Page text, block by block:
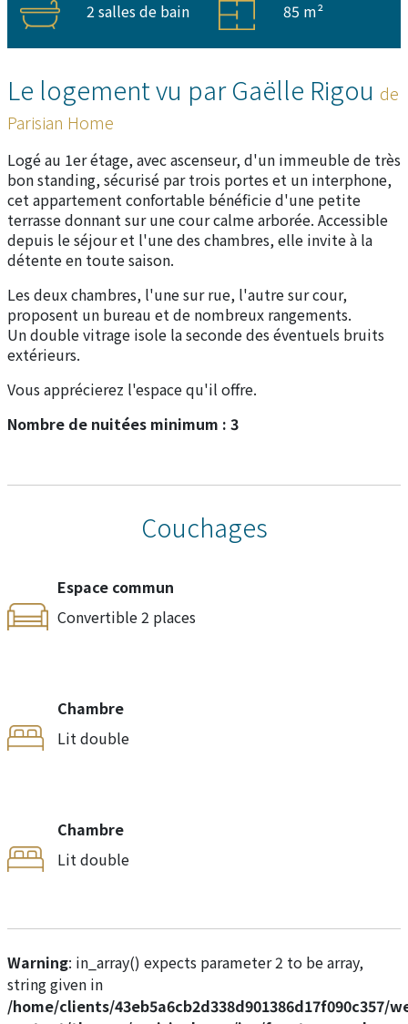
2 salles de bain
85 m²
Le logement vu par Gaëlle Rigou de
Parisian Home
Logé au 1er étage, avec ascenseur, d'un immeuble de très
bon standing, sécurisé par trois portes et un interphone,
cet appartement confortable bénéficie d'une petite
terrasse donnant sur une cour calme arborée. Accessible
depuis le séjour et l'une des chambres, elle invite à la
détente en toute saison.
Les deux chambres, l'une sur rue, l'autre sur cour,
proposent un bureau et de nombreux rangements.
Un double vitrage isole la seconde des éventuels bruits
extérieurs.
Vous apprécierez l'espace qu'il offre.
Nombre de nuitées minimum : 3
Couchages
Espace commun
Convertible 2 places
Chambre
Lit double
Chambre
Lit double
Warning: in_array() expects parameter 2 to be array,
string given in
/home/clients/43eb5a6cb2d338d901386d17f090c357/